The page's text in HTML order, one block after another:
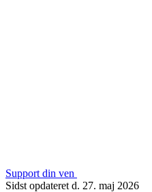
Support din ven
Sidst opdateret d. 27. maj 2026